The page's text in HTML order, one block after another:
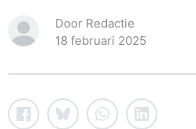
Door Redactie
18 februari 2025